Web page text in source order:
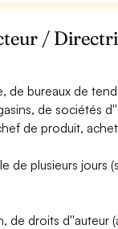
/
de bureaux de
de sociétés
de produit,
de plusieurs jours
de droits d''auteur